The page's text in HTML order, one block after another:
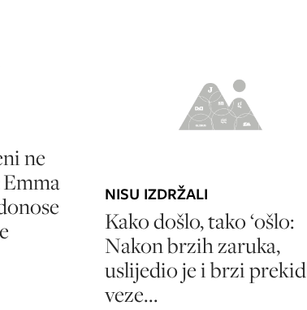
ne
NISU IZDRŽALI
Kako došlo, tako ‘ošlo:
Nakon brzih zaruka,
uslijedio je i brzi prekid
veze...